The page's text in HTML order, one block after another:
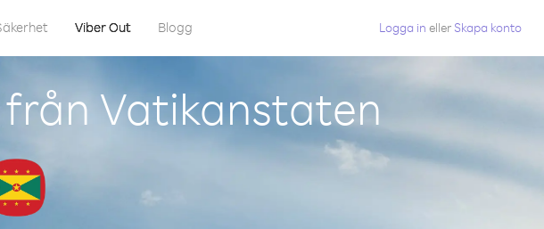
Viber Out Blogg Logga in eller Skapa konto
Vatikanstaten